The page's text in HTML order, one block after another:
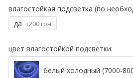
влагостойкая подсветка (по
да +200 грн
цвет влагостойкой подсветки:
белый холодный (7000-